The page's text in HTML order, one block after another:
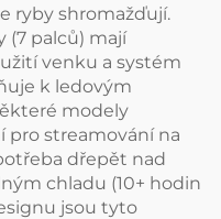
ryby shromažďují.
(7 palců) mají
venku a systém
k ledovým
modely
pro streamování na
dřepět nad
chladu (10+ hodin
jsou tyto